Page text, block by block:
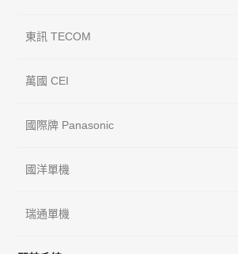
東訊 TECOM
萬國 CEI
國際牌 Panasonic
國洋單機
瑞通單機